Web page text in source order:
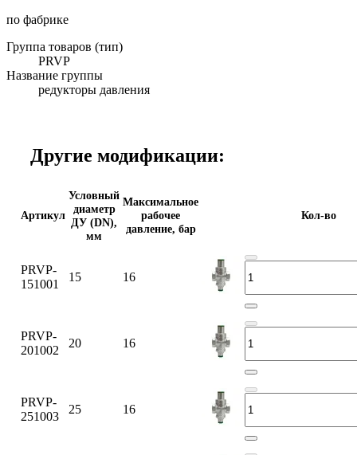
по фабрике
Группа товаров (тип)
PRVP
Название группы
редукторы давления
Другие модификации:
Артикул
Условный
диаметр
ДУ (DN),
мм
Максимальное
рабочее
давление, бар
Кол-во
PRVP-
151001
15 16
PRVP-
201002
20 16
PRVP-
251003
25 16